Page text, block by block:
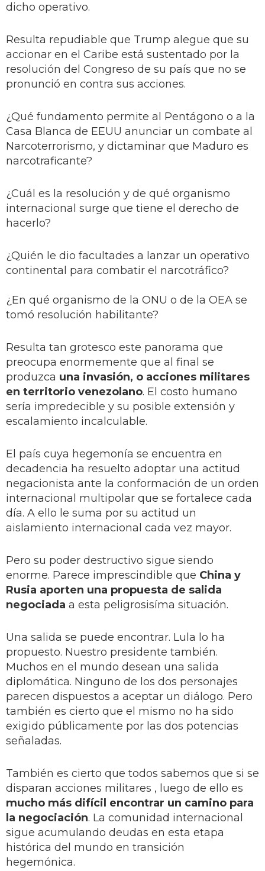
dicho operativo.
Resulta repudiable que Trump alegue que su
accionar en el Caribe está sustentado por la
resolución del Congreso de su país que no se
pronunció en contra sus acciones.
¿Qué fundamento permite al Pentágono o a la
Casa Blanca de EEUU anunciar un combate al
Narcoterrorismo, y dictaminar que Maduro es
narcotraficante?
¿Cuál es la resolución y de qué organismo
internacional surge que tiene el derecho de
hacerlo?
¿Quién le dio facultades a lanzar un operativo
continental para combatir el narcotráfico?
¿En qué organismo de la ONU o de la OEA se
tomó resolución habilitante?
Resulta tan grotesco este panorama que
preocupa enormemente que al final se
produzca una invasión, o acciones militares
en territorio venezolano. El costo humano
sería impredecible y su posible extensión y
escalamiento incalculable.
El país cuya hegemonía se encuentra en
decadencia ha resuelto adoptar una actitud
negacionista ante la conformación de un orden
internacional multipolar que se fortalece cada
día. A ello le suma por su actitud un
aislamiento internacional cada vez mayor.
Pero su poder destructivo sigue siendo
enorme. Parece imprescindible que China y
Rusia aporten una propuesta de salida
negociada a esta peligrosisíma situación.
Una salida se puede encontrar. Lula lo ha
propuesto. Nuestro presidente también.
Muchos en el mundo desean una salida
diplomática. Ninguno de los dos personajes
parecen dispuestos a aceptar un diálogo. Pero
también es cierto que el mismo no ha sido
exigido públicamente por las dos potencias
señaladas.
También es cierto que todos sabemos que si se
disparan acciones militares , luego de ello es
mucho más difícil encontrar un camino para
la negociación. La comunidad internacional
sigue acumulando deudas en esta etapa
histórica del mundo en transición
hegemónica.